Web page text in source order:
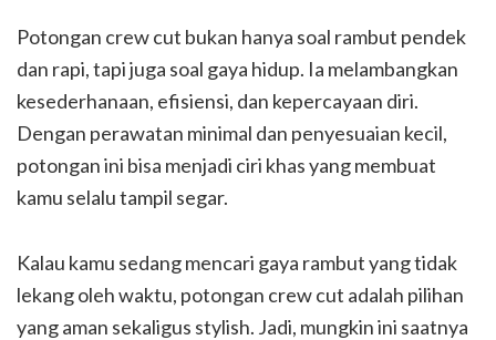
Potongan crew cut bukan hanya soal rambut pendek
dan rapi, tapi juga soal gaya hidup. Ia melambangkan
kesederhanaan, efisiensi, dan kepercayaan diri.
Dengan perawatan minimal dan penyesuaian kecil,
potongan ini bisa menjadi ciri khas yang membuat
kamu selalu tampil segar.
Kalau kamu sedang mencari gaya rambut yang tidak
lekang oleh waktu, potongan crew cut adalah pilihan
yang aman sekaligus stylish. Jadi, mungkin ini saatnya